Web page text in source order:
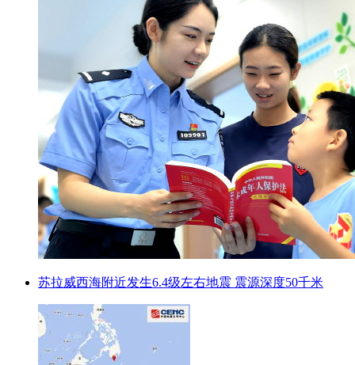
苏拉威西海附近发生6.4级左右地震 震源深度50千米